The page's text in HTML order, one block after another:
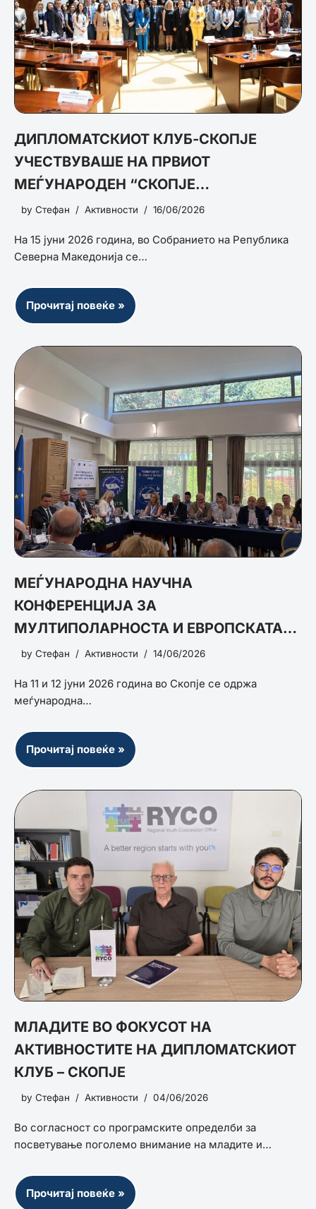
ДИПЛОМАТСКИОТ КЛУБ-СКОПЈЕ
УЧЕСТВУВАШЕ НА ПРВИОТ
МЕЃУНАРОДЕН “СКОПЈЕ
БЕЗБЕДНОСЕН ФОРУМ 2026“
by Стефан Активности 16/06/2026
На 15 јуни 2026 година, во Собранието на Република
Северна Македонија се…
Прочитај повеќе »
МЕЃУНАРОДНА НАУЧНА
КОНФЕРЕНЦИЈА ЗА
МУЛТИПОЛАРНОСТА И ЕВРОПСКАТА
БЕЗБЕДНОСТ
by Стефан Активности 14/06/2026
На 11 и 12 јуни 2026 година во Скопје се одржа
меѓународна…
Прочитај повеќе »
МЛАДИТЕ ВО ФОКУСОТ НА
АКТИВНОСТИТЕ НА ДИПЛОМАТСКИОТ
КЛУБ – СКОПЈЕ
by Стефан Активности 04/06/2026
Во согласност со програмските определби за
посветување поголемо внимание на младите и…
Прочитај повеќе »